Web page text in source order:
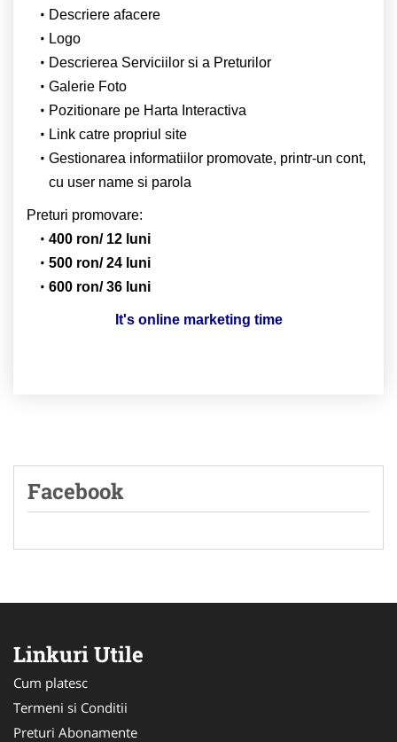
Descriere afacere
Logo
Descrierea Serviciilor si a Preturilor
Galerie Foto
Pozitionare pe Harta Interactiva
Link catre propriul site
Gestionarea informatiilor promovate, printr-un cont,
cu user name si parola
Preturi promovare:
400 ron/ 12 luni
500 ron/ 24 luni
600 ron/ 36 luni
It's online marketing time
Facebook
Linkuri Utile
Cum platesc
Termeni si Conditii
Preturi Abonamente